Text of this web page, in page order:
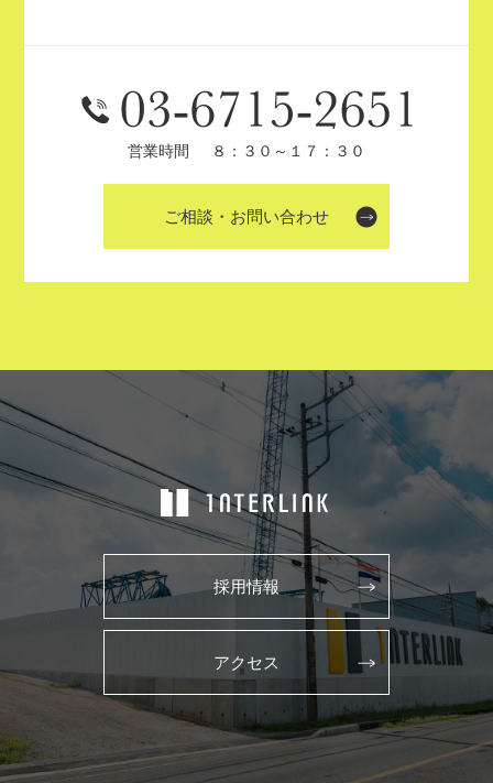
営業時間 ８：３０～１７：３０
ご相談・お問い合わせ
採用情報
アクセス